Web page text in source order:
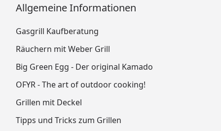
Allgemeine Informationen
Gasgrill Kaufberatung
Räuchern mit Weber Grill
Big Green Egg - Der original Kamado
OFYR - The art of outdoor cooking!
Grillen mit Deckel
Tipps und Tricks zum Grillen